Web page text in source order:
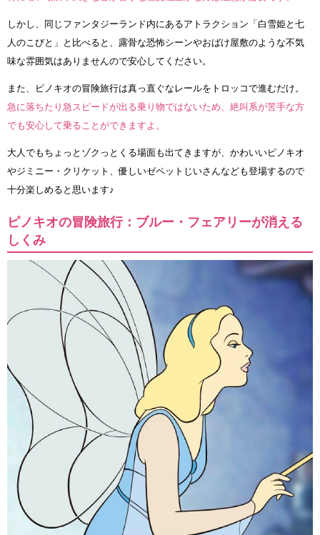
しかし、同じファンタジーランド内にあるアトラクション「白雪姫と七
人のこびと」と比べると、露骨な恐怖シーンやおばけ屋敷のような不気
味な雰囲気はありませんので安心してください。
また、ピノキオの冒険旅行は真っ直ぐなレールをトロッコで進むだけ。
急に落ちたり急スピードが出る乗り物ではないため、絶叫系が苦手な方
でも安心して乗ることができますよ。
大人でもちょっとゾクっとくる場面も出てきますが、かわいいピノキオ
やジミニー・クリケット、優しいゼペットじいさんなども登場するので
十分楽しめると思います♪
ピノキオの冒険旅行：ブルー・フェアリーが消える
しくみ